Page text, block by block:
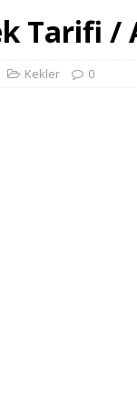
Tarifi
Kekler 0